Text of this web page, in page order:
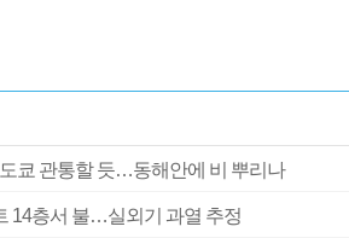
쿄 관통할 듯…동해안에 비 뿌리나
14층서 불…실외기 과열 추정